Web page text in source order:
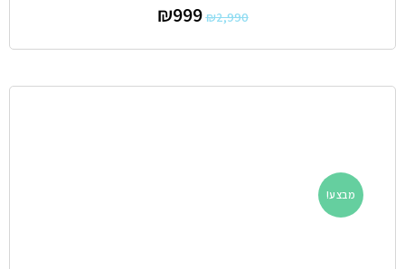
₪2,990
₪999
מבצע!